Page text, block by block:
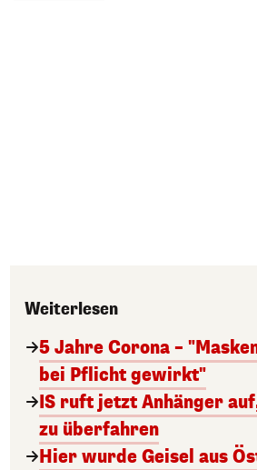
Weiterlesen
5 Jahre Corona –
bei Pflicht gewirkt"
IS ruft jetzt Anhänger
zu überfahren
Hier wurde Geisel aus